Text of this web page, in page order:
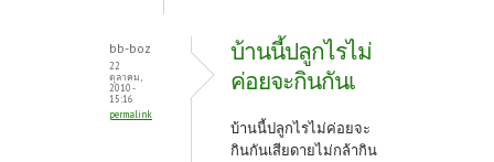
bb-boz
22
ตุลาคม,
2010 -
15:16
permalink
บ้านนี้ปลูกไรไม่
ค่อยจะกินกันเ
บ้านนี้ปลูกไรไม่ค่อยจะ
กินกันเสียดายไม่กล้ากิน